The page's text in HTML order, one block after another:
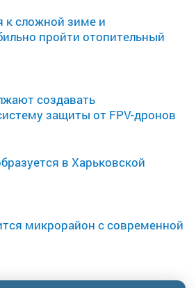
к сложной зиме и
пройти отопительный
создавать
защиты от FPV-дронов
в Харьковской
микрорайон с современной